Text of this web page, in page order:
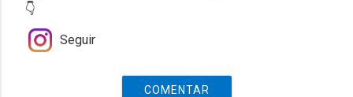
👇
Seguir
COMENTAR